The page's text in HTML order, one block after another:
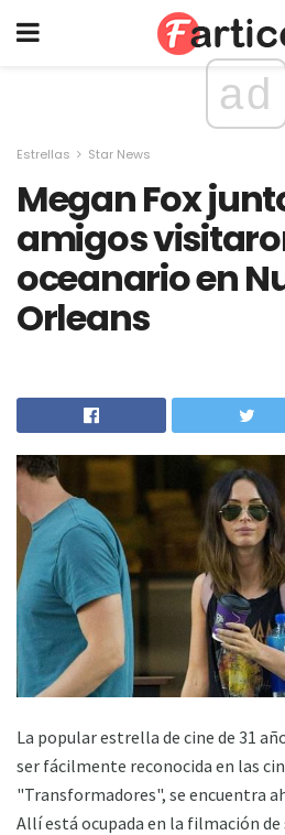
ad
Estrellas Star News
Megan Fox
amigos
oceanario en
Orleans
La popular estrella de cine de 31
ser fácilmente reconocida en las
"Transformadores", se encuentra
Allí está ocupada en la filmación